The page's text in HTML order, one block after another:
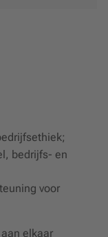
bedrijfs- en
voor
elkaar